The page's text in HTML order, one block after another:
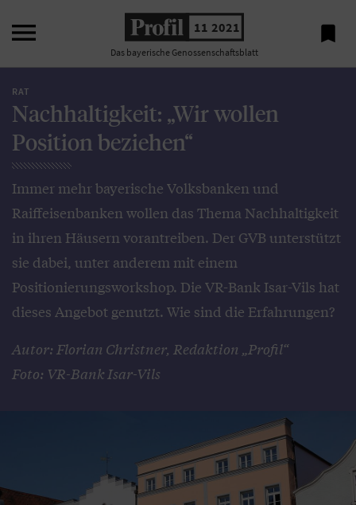
 11 2021
Das bayerische Genossenschaftsblatt

RAT
Nachhaltigkeit: „Wir wollen
Position beziehen“
Immer mehr bayerische Volksbanken und
Raiffeisenbanken wollen das Thema Nachhaltigkeit
in ihren Häusern vorantreiben. Der GVB unterstützt
sie dabei, unter anderem mit einem
Positionierungsworkshop. Die VR-Bank Isar-Vils hat
dieses Angebot genutzt. Wie sind die Erfahrungen?
Autor: Florian Christner, Redaktion „Profil“
Foto: VR-Bank Isar-Vils